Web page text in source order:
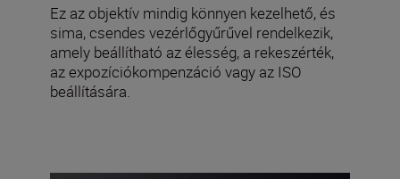
Ez az objektív mindig könnyen kezelhető, és
sima, csendes vezérlőgyűrűvel rendelkezik,
amely beállítható az élesség, a rekeszérték,
az expozíciókompenzáció vagy az ISO
beállítására.